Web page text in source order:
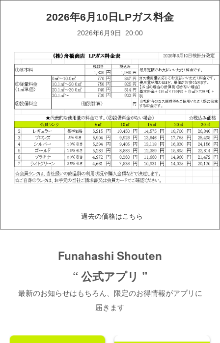
2026年6月10日LPガス料金
2026年6月9日 20:00
過去の価格はこちら
Funahashi Shouten
“ 公式アプリ ”
最新のお知らせはもちろん、限定のお得情報がアプリに
届きます